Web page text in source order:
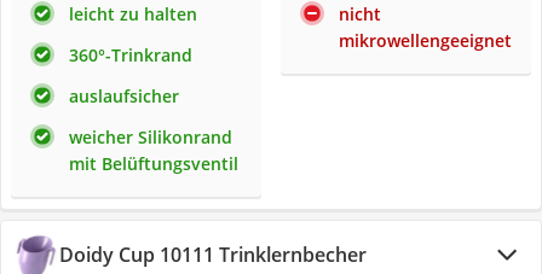
leicht zu halten
360°-Trinkrand
auslaufsicher
weicher Silikonrand
mit Belüftungsventil
nicht
mikrowellengeeignet
Doidy Cup 10111 Trinklernbecher